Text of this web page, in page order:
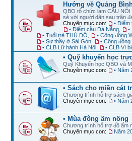
Hướng về Quảng
QBO tổ chức làm CẦU
sẻ với người dân sau trận
Chuyên mục con:
• Điểm
• Điểm cầu Đà Nẵng
•
• Tuổi trẻ THỦ ĐÔ
• Cộng đồng
• Sư thầy ở Sài Gòn
• Cộng
• CLB Lữ hành Hà Nội
• CLB Vì
• Quỹ khuyến học
Quỹ Khuyến học QBO và
Chuyên mục con:
• Năm
• Sách cho miền cát
Chương trình hỗ trợ sách
Chuyên mục con:
• Năm
• Mùa đông ấm nồng
Chương trình hỗ trợ đồ ấm
Chuyên mục con:
Năm